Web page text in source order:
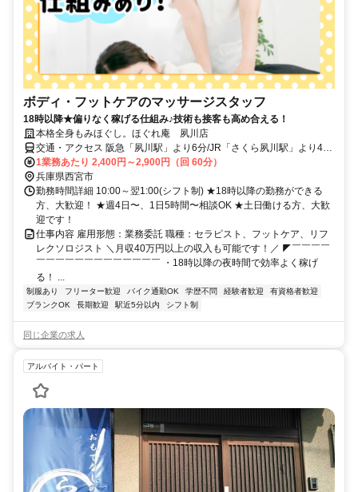
ボディ・フットケアのマッサージスタッフ
18時以降★偏りなく稼げる仕組み♪技術も接客も高め合える！
本格全身もみほぐし。ほぐれ庵 夙川店
交通・アクセス 阪急「夙川駅」より6分/JR「さくら夙川駅」より4分/
阪神「香櫨園駅」より4分
1業務あたり 2,400円～2,900円（回 60分）
兵庫県西宮市
勤務時間詳細 10:00～翌1:00(シフト制) ★18時以降の勤務ができる
方、大歓迎！ ★週4日〜、1日5時間〜相談OK ★土日働ける方、大歓
迎です！
仕事内容 雇用形態：業務委託 職種：セラピスト、フットケア、リフ
レクソロジスト ＼月収40万円以上の収入も可能です！／ ◤￣￣￣￣
￣￣￣￣￣￣￣￣￣￣￣￣￣ ・18時以降の夜時間で効率よく稼げ
る！ ...
制服あり フリーター歓迎 バイク通勤OK 学歴不問 経験者歓迎
有資格者歓迎
ブランクOK
長期歓迎 駅近5分以内 シフト制
同じ企業の求人
アルバイト・パート